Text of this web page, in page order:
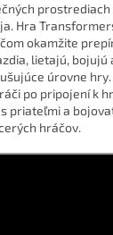
Hra
okamžite
lietajú, bojujú
úrovne
po pripojení k
priateľmi a
hráčov.